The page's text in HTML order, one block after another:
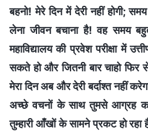
बहनो! मेरे दिन में देरी नहीं होगी;
लेना जीवन बचाना है! वह समय
महाविद्यालय की प्रवेश परीक्षा में
सकते हो और जितनी बार चाहो फिर
मेरा दिन अब और देरी बर्दाश्त नहीं
अच्छे वचनों के साथ तुमसे आग्रह
तुम्हारी आँखों के सामने प्रकट हो